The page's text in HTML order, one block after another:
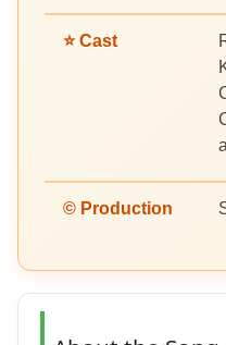
⭐ Cast
© Production